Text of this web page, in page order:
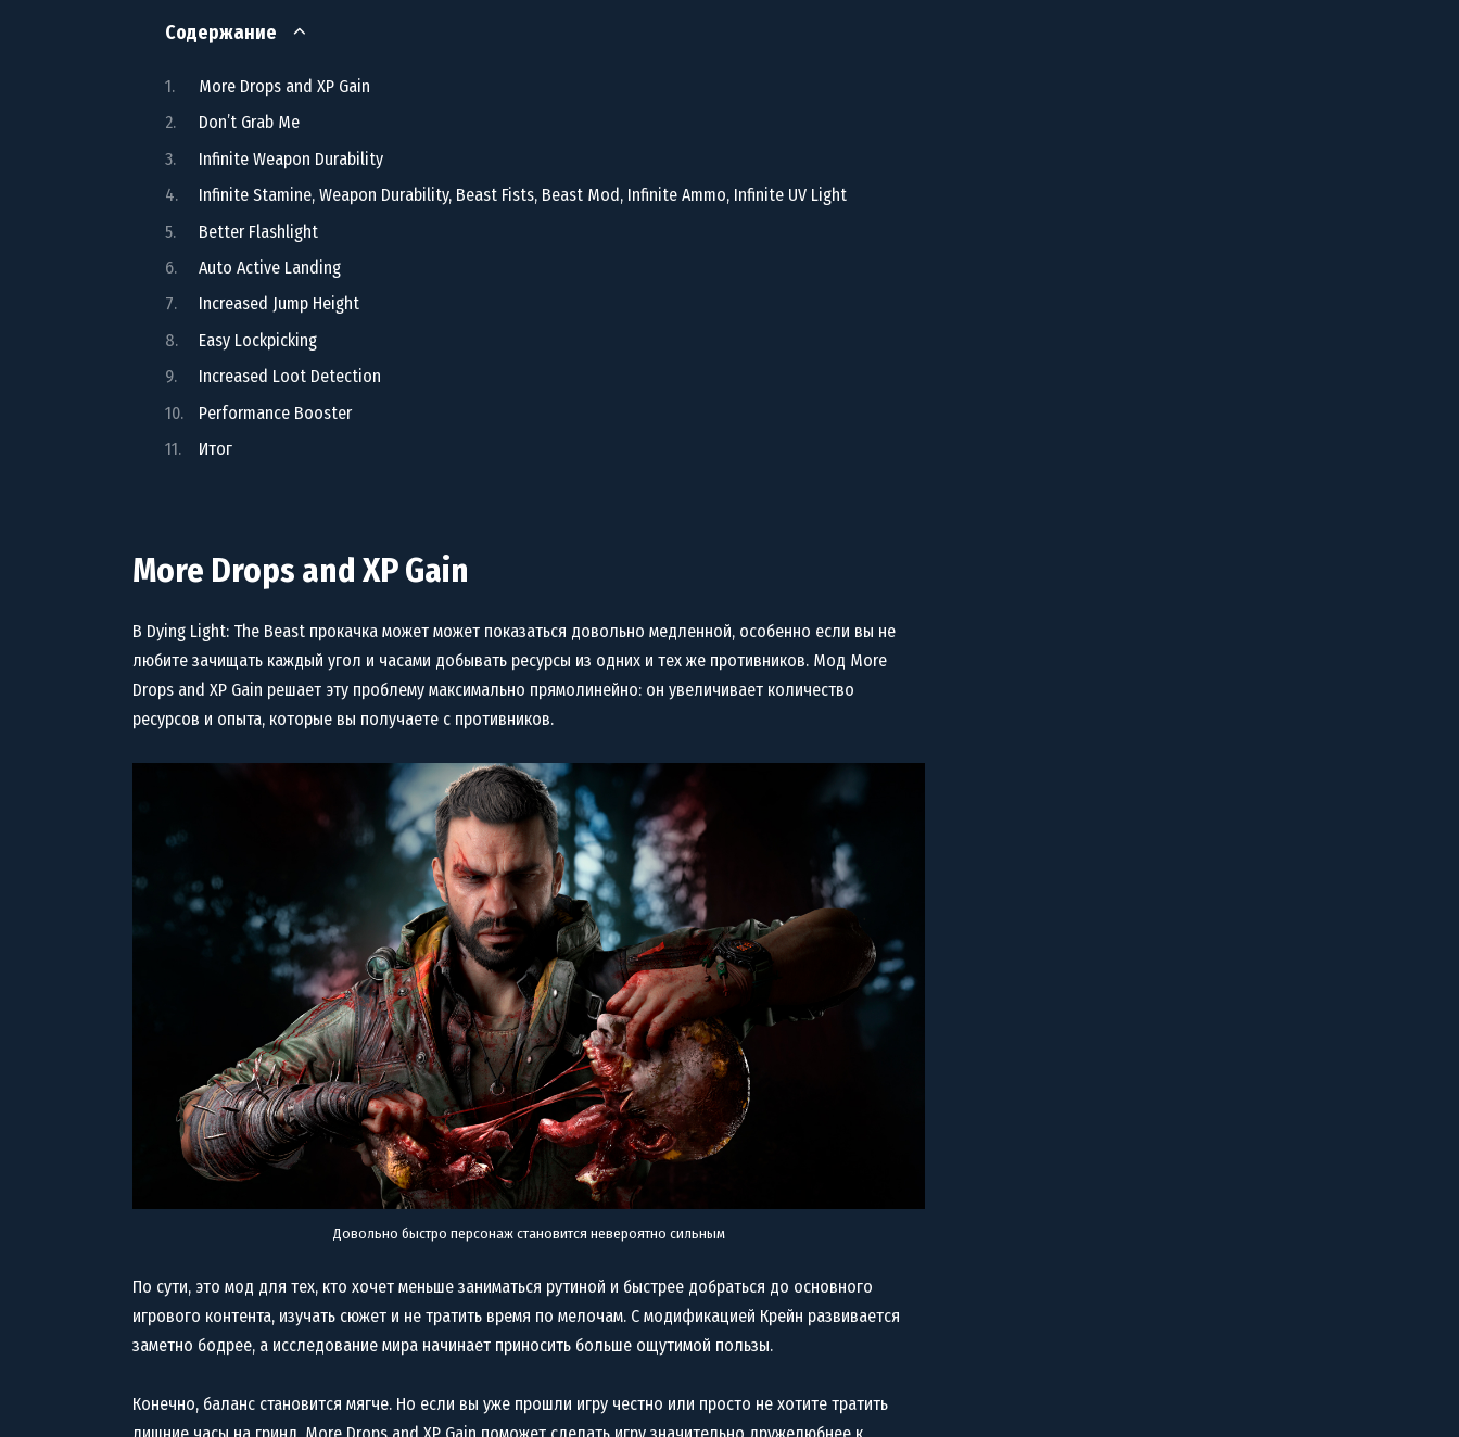
Содержание
More Drops and XP Gain
Don’t Grab Me
Infinite Weapon Durability
Infinite Stamine, Weapon Durability, Beast Fists, Beast Mod, Infinite Ammo, Infinite UV Light
Better Flashlight
Auto Active Landing
Increased Jump Height
Easy Lockpicking
Increased Loot Detection
Performance Booster
Итог
More Drops and XP Gain
В Dying Light: The Beast прокачка может может показаться довольно медленной, особенно если вы не
любите зачищать каждый угол и часами добывать ресурсы из одних и тех же противников. Мод More
Drops and XP Gain решает эту проблему максимально прямолинейно: он увеличивает количество
ресурсов и опыта, которые вы получаете с противников.
Довольно быстро персонаж становится невероятно сильным
По сути, это мод для тех, кто хочет меньше заниматься рутиной и быстрее добраться до основного
игрового контента, изучать сюжет и не тратить время по мелочам. С модификацией Крейн развивается
заметно бодрее, а исследование мира начинает приносить больше ощутимой пользы.
Конечно, баланс становится мягче. Но если вы уже прошли игру честно или просто не хотите тратить